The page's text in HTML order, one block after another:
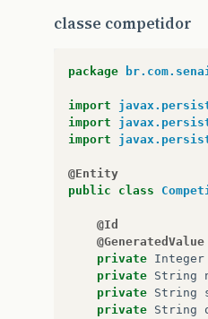
classe competidor
package
import
import
import
@Entity
public
class
@Id
@GeneratedValue
private Integer
private String
private String
private String